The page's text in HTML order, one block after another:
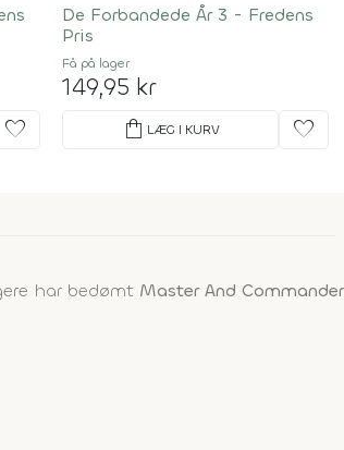
favorite
De Forbandede År 3 - Fredens
Pris
Få på lager
149,95 kr
shopping_bag LÆG I KURV favorite
har bedømt Master And